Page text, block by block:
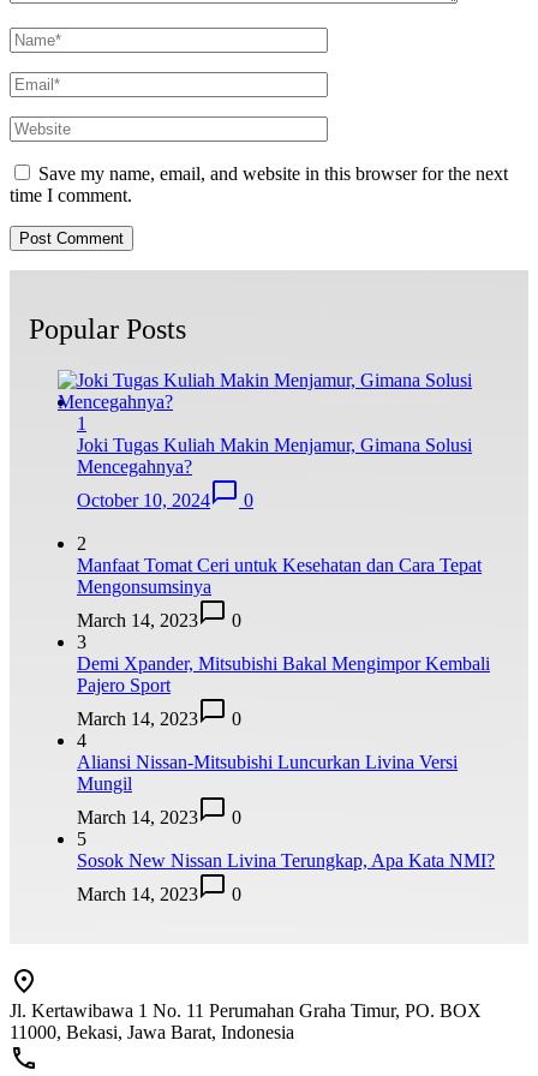
Save my name, email, and website in this browser for the next
time I comment.
Popular Posts
1
Joki Tugas Kuliah Makin Menjamur, Gimana Solusi
Mencegahnya?
October 10, 2024
0
2
Manfaat Tomat Ceri untuk Kesehatan dan Cara Tepat
Mengonsumsinya
March 14, 2023
0
3
Demi Xpander, Mitsubishi Bakal Mengimpor Kembali
Pajero Sport
March 14, 2023
0
4
Aliansi Nissan-Mitsubishi Luncurkan Livina Versi
Mungil
March 14, 2023
0
5
Sosok New Nissan Livina Terungkap, Apa Kata NMI?
March 14, 2023
0
Jl. Kertawibawa 1 No. 11 Perumahan Graha Timur, PO. BOX
11000, Bekasi, Jawa Barat, Indonesia